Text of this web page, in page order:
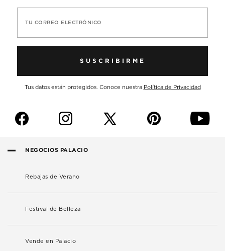
TU CORREO ELECTRÓNICO
SUSCRIBIRME
Tus datos están protegidos. Conoce nuestra Política de Privacidad
f i p y
NEGOCIOS PALACIO
Rebajas de Verano
Festival de Belleza
Vende en Palacio